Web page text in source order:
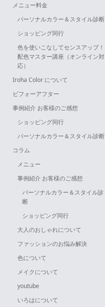
メニュー料金
パーソナルカラー＆スタイル診断
ショッピング同行
色を使いこなしてセンスアップ！
配色マスター講座（オンライン対
応）
Iroha Color について
ビフォーアフター
事例紹介 お客様のご感想
ショッピング同行
パーソナルカラー＆スタイル診断
コラム
メニュー
事例紹介 お客様のご感想
パーソナルカラー＆スタイル診
断
ショッピング同行
大人のおしゃれについて
ファッションのお悩み解決
色について
メイクについて
youtube
いろはについて